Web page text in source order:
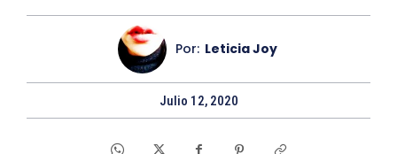
Por: Leticia Joy
Julio 12, 2020